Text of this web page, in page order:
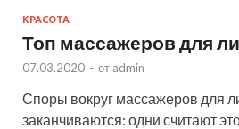
КРАСОТА
Топ массажеров для
07.03.2020 - от admin
Споры вокруг массажеров для
заканчиваются: одни считают